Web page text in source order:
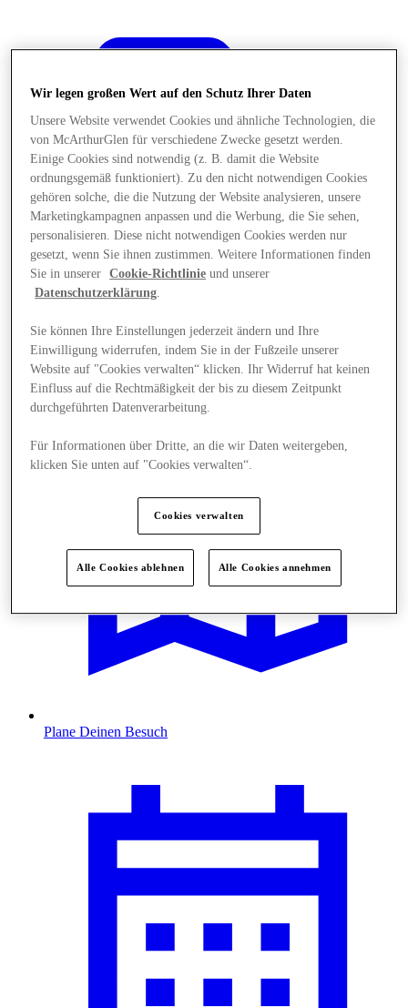
Angebote
Plane Deinen Besuch
Wir legen großen Wert auf den Schutz Ihrer Daten
Unsere Website verwendet Cookies und ähnliche Technologien, die
von McArthurGlen für verschiedene Zwecke gesetzt werden.
Einige Cookies sind notwendig (z. B. damit die Website
ordnungsgemäß funktioniert). Zu den nicht notwendigen Cookies
gehören solche, die die Nutzung der Website analysieren, unsere
Marketingkampagnen anpassen und die Werbung, die Sie sehen,
personalisieren. Diese nicht notwendigen Cookies werden nur
gesetzt, wenn Sie ihnen zustimmen. Weitere Informationen finden
Sie in unserer
Cookie-Richtlinie und unserer
Datenschutzerklärung
Sie können Ihre Einstellungen jederzeit ändern und Ihre
Einwilligung widerrufen, indem Sie in der Fußzeile unserer
Website auf "Cookies verwalten“ klicken. Ihr Widerruf hat keinen
Einfluss auf die Rechtmäßigkeit der bis zu diesem Zeitpunkt
durchgeführten Datenverarbeitung.
Für Informationen über Dritte, an die wir Daten weitergeben,
klicken Sie unten auf "Cookies verwalten“.
Cookies verwalten
Alle Cookies ablehnen Alle Cookies annehmen